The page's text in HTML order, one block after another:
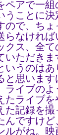
ペアで一
うことに
ので、ち
らなけれ
クス、全
いただき
いうのは
と思いま
ライブの
たライブ
た記録を
んですけ
ルがね。